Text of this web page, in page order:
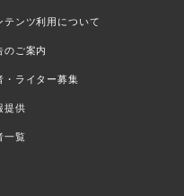
テンツ利用について
のご案内
・ライター募集
提供
一覧